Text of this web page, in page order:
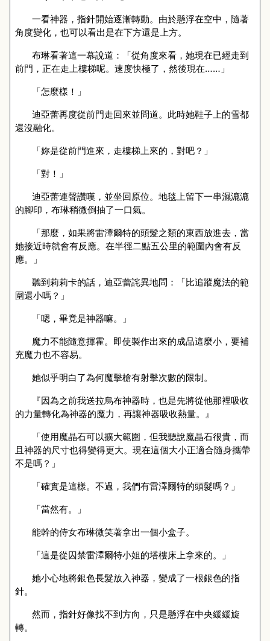
一看神器，指針開始逐漸轉動。由於懸浮在空中，隨著
角度變化，也可以看出是在下方還是上方。
布琳看著這一幕說道：「從角度來看，她現在已經走到
前門，正在走上樓梯呢。速度快極了，然後現在……」
「怎麼樣！」
迪亞蕾再度從前門走回來並問道。此時她鞋子上的雪都
還沒融化。
「妳是從前門進來，走樓梯上來的，對吧？」
「對！」
迪亞蕾連聲讚嘆，並坐回原位。地毯上留下一串濕漉漉
的腳印，布琳稍微倒抽了一口氣。
「那麼，如果將雷澤爾特的頭髮之類的東西放進去，當
她接近時就會有反應。在半徑二點五公里的範圍內會有反
應。」
聽到莉莉卡的話，迪亞蕾詫異地問：「比追蹤魔法的範
圍還小嗎？」
「嗯，畢竟是神器嘛。」
魔力不能隨意揮霍。即使製作出來的成品這麼小，要補
充魔力也不容易。
她似乎明白了為何魔擊槍有射擊次數的限制。
『因為之前我送拉烏布神器時，也是先將從他那裡吸收
的力量轉化為神器的魔力，再讓神器吸收熱量。』
「使用魔晶石可以擴大範圍，但我聽說魔晶石很貴，而
且神器的尺寸也得變得更大。現在這個大小正適合隨身攜帶
不是嗎？」
「確實是這樣。不過，我們有雷澤爾特的頭髮嗎？」
「當然有。」
能幹的侍女布琳微笑著拿出一個小盒子。
「這是從囚禁雷澤爾特小姐的塔樓床上拿來的。」
她小心地將銀色長髮放入神器，變成了一根銀色的指
針。
然而，指針好像找不到方向，只是懸浮在中央緩緩旋
轉。